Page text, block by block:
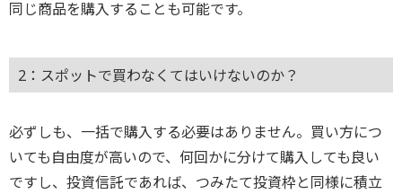
同じ商品を購入することも可能です。
2：スポットで買わなくてはいけないのか？
必ずしも、一括で購入する必要はありません。買い方につ
いても自由度が高いので、何回かに分けて購入しても良い
ですし、投資信託であれば、つみたて投資枠と同様に積立